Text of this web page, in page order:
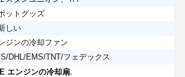
ットグッズ
しい
ジンの冷却ファン
DHL/EMS/TNT/フェデックス
エンジンの冷却扇